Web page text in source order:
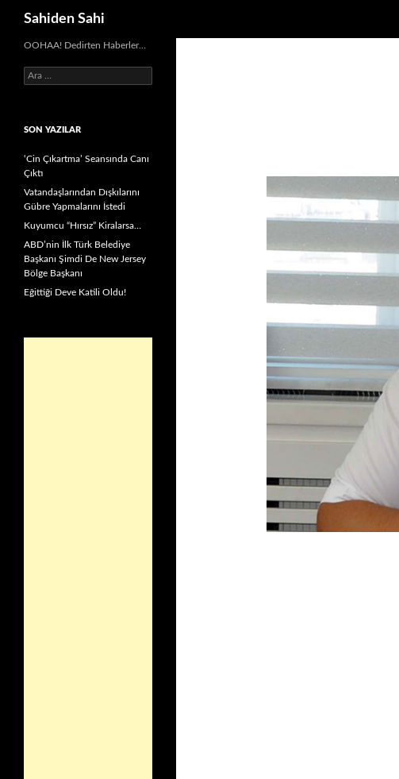
Sahiden Sahi
OOHAA! Dedirten Haberler…
Arama:
SON YAZILAR
‘Cin Çıkartma’ Seansında Canı
Çıktı
Vatandaşlarından Dışkılarını
Gübre Yapmalarını İstedi
Kuyumcu “Hırsız” Kiralarsa…
ABD’nin İlk Türk Belediye
Başkanı Şimdi De New Jersey
Bölge Başkanı
Eğittiği Deve Katili Oldu!